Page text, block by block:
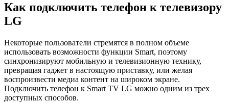
Как подключить телефон к телевизору
LG
Некоторые пользователи стремятся в полном объеме
использовать возможности функции Smart, поэтому
синхронизируют мобильную и телевизионную технику,
превращая гаджет в настоящую приставку, или желая
воспроизвести медиа контент на широком экране.
Подключить телефон к Smart TV LG можно одним из трех
доступных способов.